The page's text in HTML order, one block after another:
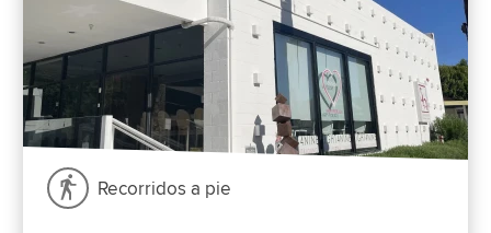
Recorridos a pie